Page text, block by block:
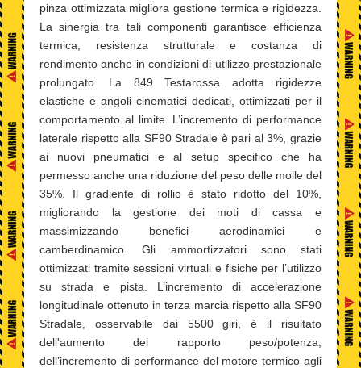
pinza ottimizzata migliora gestione termica e rigidezza.
La sinergia tra tali componenti garantisce efficienza
termica, resistenza strutturale e costanza di
rendimento anche in condizioni di utilizzo prestazionale
prolungato. La 849 Testarossa adotta rigidezze
elastiche e angoli cinematici dedicati, ottimizzati per il
comportamento al limite. L’incremento di performance
laterale rispetto alla SF90 Stradale è pari al 3%, grazie
ai nuovi pneumatici e al setup specifico che ha
permesso anche una riduzione del peso delle molle del
35%. Il gradiente di rollio è stato ridotto del 10%,
migliorando la gestione dei moti di cassa e
massimizzando benefici aerodinamici e
camberdinamico. Gli ammortizzatori sono stati
ottimizzati tramite sessioni virtuali e fisiche per l’utilizzo
su strada e pista. L’incremento di accelerazione
longitudinale ottenuto in terza marcia rispetto alla SF90
Stradale, osservabile dai 5500 giri, è il risultato
dell'aumento del rapporto peso/potenza,
dell’incremento di performance del motore termico agli